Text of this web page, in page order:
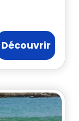
Découvrir